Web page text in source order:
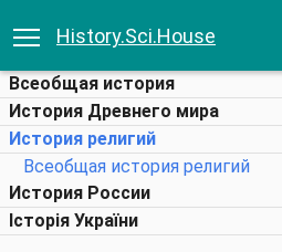
History.Sci.House
Всеобщая история
История Древнего мира
История религий
Всеобщая история религий
История России
Історія України